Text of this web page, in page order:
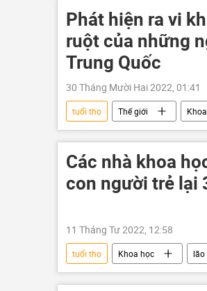
Phát hiện ra vi
ruột của những
Trung Quốc
30 Tháng Mười Hai 2022, 01:41
tuổi thọ Thế giới
Các nhà khoa
con người trẻ lại
11 Tháng Tư 2022, 12:58
tuổi thọ Khoa học lão